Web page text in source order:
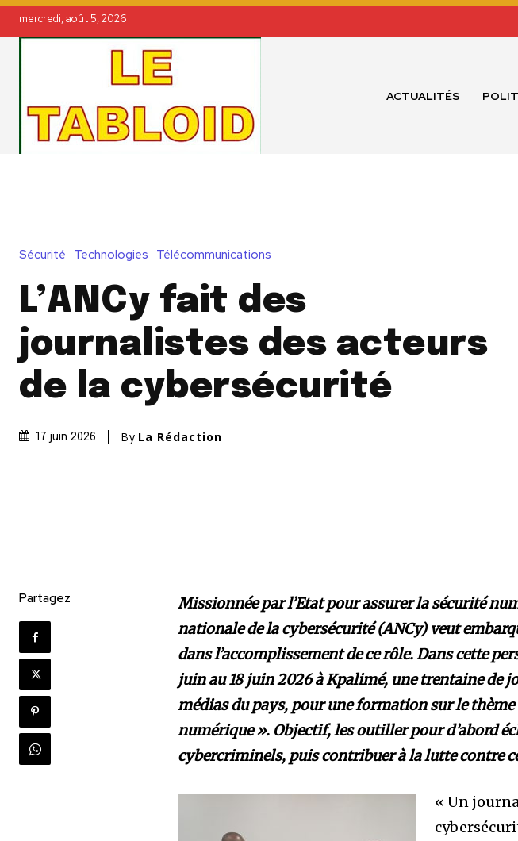
mercredi, août 5, 2026
ACTUALITÉS
Sécurité Technologies Télécommunications
L’ANCy fait des
journalistes des acteurs
de la cybersécurité
17 juin 2026 By La Rédaction
Partagez
Missionnée par l’Etat pour assurer la sécurité
nationale de la cybersécurité (ANCy) veut
dans l’accomplissement de ce rôle. Dans cette
juin au 18 juin 2026 à Kpalimé, une trentaine de
médias du pays, pour une formation sur le
numérique ». Objectif, les outiller pour d’abord
cybercriminels, puis contribuer à la lutte contre
« Un